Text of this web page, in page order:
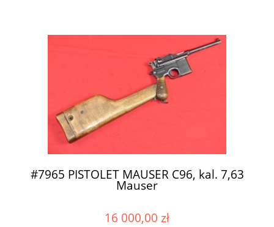
#7965 PISTOLET MAUSER C96, kal. 7,63
Mauser
16 000,00 zł